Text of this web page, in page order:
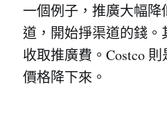
一個例子，推廣大幅降
道，開始掙渠道的錢
收取推廣費。Costco
價格降下來。